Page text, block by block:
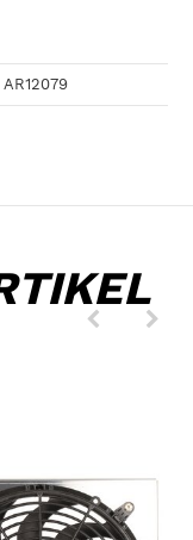
AR12079